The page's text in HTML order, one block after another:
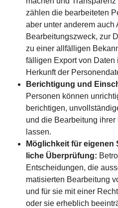
zählen die bearbeiteten
aber unter anderem auch
Bearbeitungs­zweck, zur
zu einer all­fälligen
fälligen Export von Daten
Herkunft der
Berichtigung und
Personen können
berichtigen,
und die Bear­beitung
lassen.
Möglichkeit für
liche Überprüfung:
Entscheidungen, die
matisierten Bearbeitung
und für sie mit einer
oder sie erheblich